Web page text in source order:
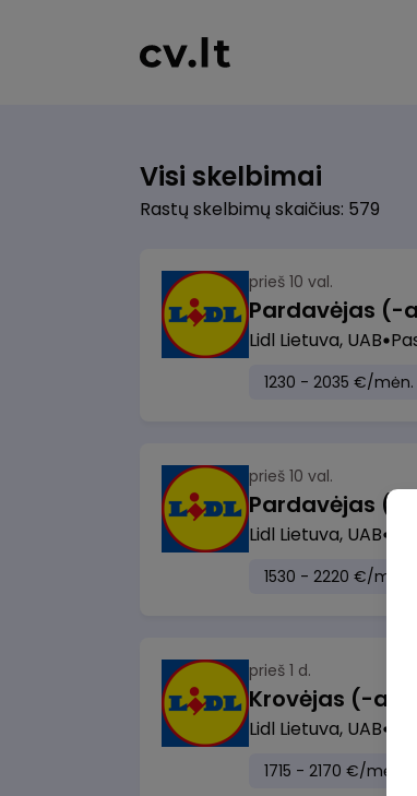
Visi skelbimai
Rastų skelbimų skaičius: 579
prieš 10 val.
Lidl Lietuva, UAB
1230 - 2035 €/mėn.
prieš 10 val.
Lidl Lietuva, UAB
1530 - 2220 €/mėn.
prieš 1 d.
Lidl Lietuva, UAB
1715 - 2170 €/mėn.